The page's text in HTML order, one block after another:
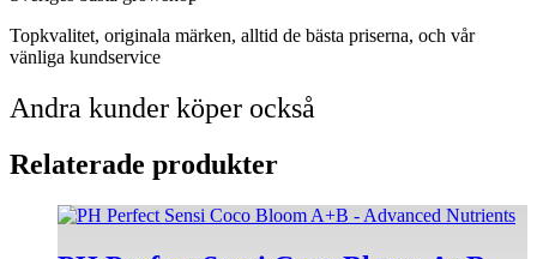
Topkvalitet, originala märken, alltid de bästa priserna, och vår
vänliga kundservice
Andra kunder köper också
Relaterade produkter
Den